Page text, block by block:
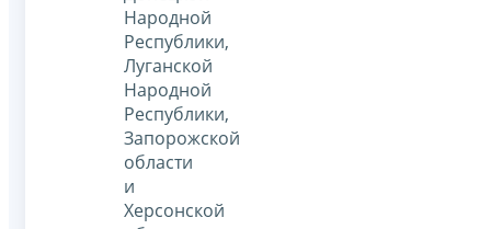
Народной
Республики,
Луганской
Народной
Республики,
Запорожской
области
и
Херсонской